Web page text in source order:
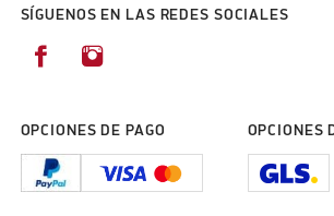
SÍGUENOS EN LAS REDES SOCIALES
OPCIONES DE PAGO OPCIONES